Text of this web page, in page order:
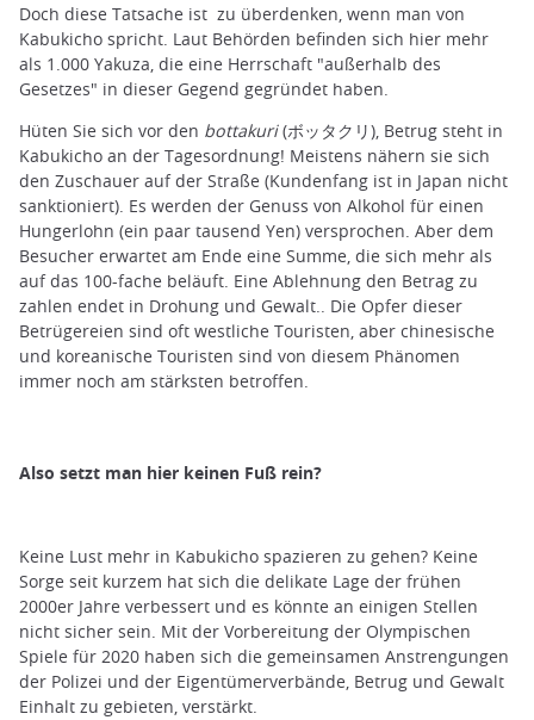
Doch diese Tatsache ist zu überdenken, wenn man von
Kabukicho spricht. Laut Behörden befinden sich hier mehr
als 1.000 Yakuza, die eine Herrschaft "außerhalb des
Gesetzes" in dieser Gegend gegründet haben.
Hüten Sie sich vor den bottakuri(ボッタクリ), Betrug steht in
Kabukicho an der Tagesordnung! Meistens nähern sie sich
den Zuschauer auf der Straße (Kundenfang ist in Japan nicht
sanktioniert). Es werden der Genuss von Alkohol für einen
Hungerlohn (ein paar tausend Yen) versprochen. Aber dem
Besucher erwartet am Ende eine Summe, die sich mehr als
auf das 100-fache beläuft. Eine Ablehnung den Betrag zu
zahlen endet in Drohung und Gewalt.. Die Opfer dieser
Betrügereien sind oft westliche Touristen, aber chinesische
und koreanische Touristen sind von diesem Phänomen
immer noch am stärksten betroffen.
Also setzt man hier keinen Fuß rein?
Keine Lust mehr in Kabukicho spazieren zu gehen? Keine
Sorge seit kurzem hat sich die delikate Lage der frühen
2000er Jahre verbessert und es könnte an einigen Stellen
nicht sicher sein. Mit der Vorbereitung der Olympischen
Spiele für 2020 haben sich die gemeinsamen Anstrengungen
der Polizei und der Eigentümerverbände, Betrug und Gewalt
Einhalt zu gebieten, verstärkt.